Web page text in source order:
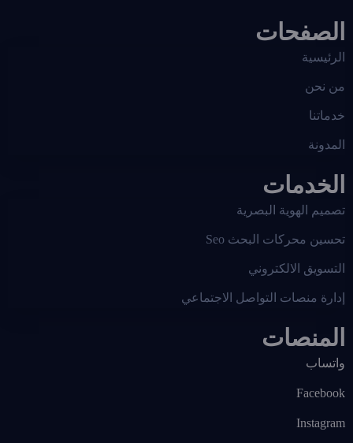
الصفحات
الرئيسية
من نحن
خدماتنا
المدونة
الخدمات
تصميم الهوية البصرية
تحسين محركات البحث Seo
التسويق الالكتروني
إدارة منصات التواصل الاجتماعي
المنصات
واتساب
Facebook
Instagram